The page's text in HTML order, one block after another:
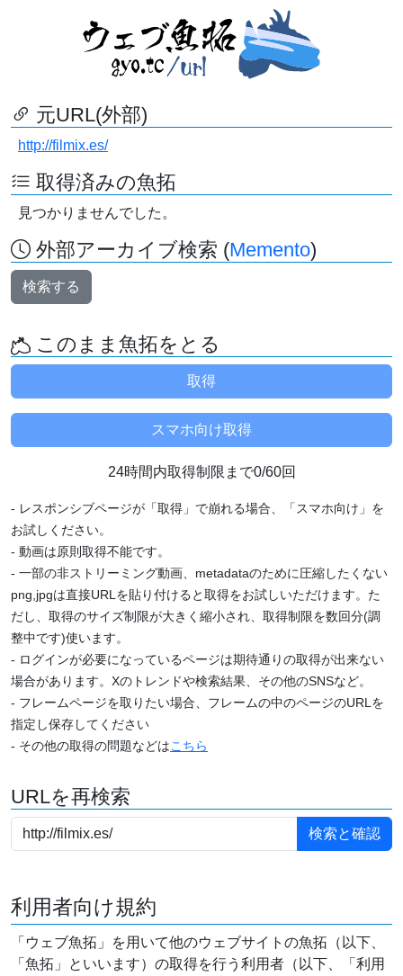
元URL(外部)
http://filmix.es/
取得済みの魚拓
見つかりませんでした。
外部アーカイブ検索 (Memento)
検索する
このまま魚拓をとる
24時間内取得制限まで0/60回
- レスポンシブページが「取得」で崩れる場合、「スマホ向け」を
お試しください。
- 動画は原則取得不能です。
- 一部の非ストリーミング動画、metadataのために圧縮したくない
png,jpgは直接URLを貼り付けると取得をお試しいただけます。た
だし、取得のサイズ制限が大きく縮小され、取得制限を数回分(調
整中です)使います。
- ログインが必要になっているページは期待通りの取得が出来ない
場合があります。Xのトレンドや検索結果、その他のSNSなど。
- フレームページを取りたい場合、フレームの中のページのURLを
指定し保存してください
- その他の取得の問題などはこちら
URLを再検索
利用者向け規約
「ウェブ魚拓」を用いて他のウェブサイトの魚拓（以下、
「魚拓」といいます）の取得を行う利用者（以下、「利用